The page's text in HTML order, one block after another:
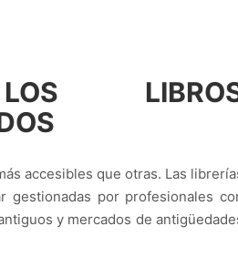
accesibles que otras. Las
gestionadas por profesionales
y mercados de